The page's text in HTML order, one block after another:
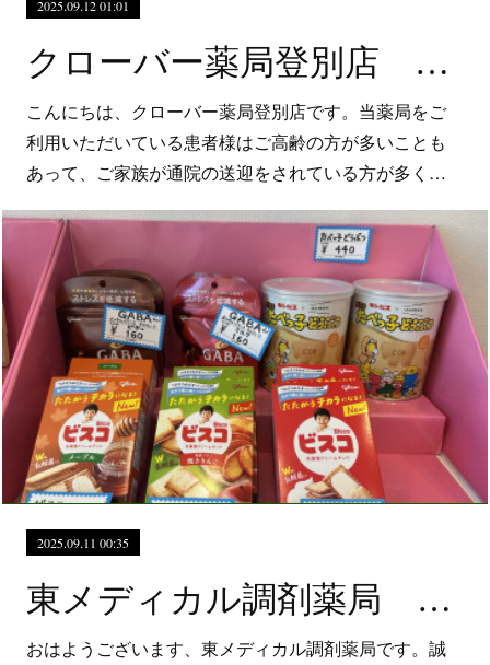
2025.09.12 01:01
クローバー薬局登別店 ビスコのメープルおすすめです！
こんにちは、クローバー薬局登別店です。当薬局をご
利用いただいている患者様はご高齢の方が多いことも
あって、ご家族が通院の送迎をされている方が多く…
2025.09.11 00:35
東メディカル調剤薬局 臨時休業のお知らせ
おはようございます、東メディカル調剤薬局です。誠